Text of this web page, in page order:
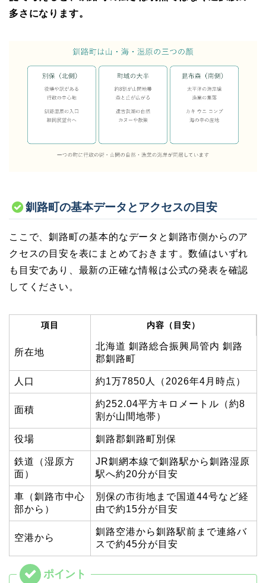
多さになります。
釧路町の基本データとアクセスの目安
ここで、釧路町の基本的なデータと釧路市側からのア
クセスの目安を表にまとめておきます。数値はいずれ
も目安であり、最新の正確な情報は公式の発表を確認
してください。
項目 内容（目安）
所在地
北海道 釧路総合振興局管内 釧路
郡釧路町
人口 約1万7850人（2026年4月時点）
面積
約252.04平方キロメートル（約8
割が山間地帯）
役場 釧路郡釧路町別保
鉄道（湿原方
面）
JR釧網本線で釧路駅から釧路湿原
駅へ約20分が目安
車（釧路市中心
部から）
別保の市街地まで国道44号など経
由で約15分が目安
空港から
釧路空港から釧路駅前まで連絡バ
スで約45分が目安